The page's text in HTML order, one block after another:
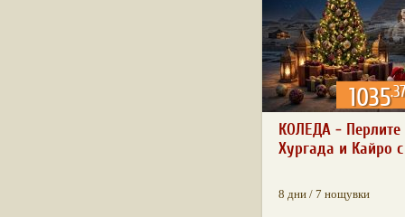
1035
КОЛЕДА - Перлите
Хургада и Кайро
8 дни / 7 нощувки